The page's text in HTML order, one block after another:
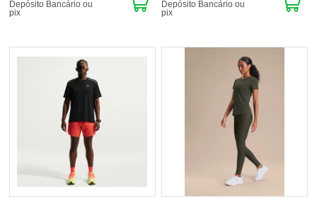
Depósito Bancário ou
pix
Depósito Bancário ou
pix